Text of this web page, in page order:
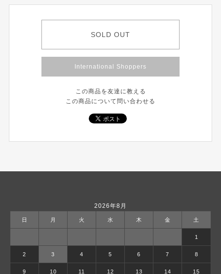
SOLD OUT
International Shoppers
この商品を友達に教える
この商品について問い合わせる
2026年8月
日 月 火 水 木 金 土
1
2 3 4 5 6 7 8
9 10 11 12 13 14 15